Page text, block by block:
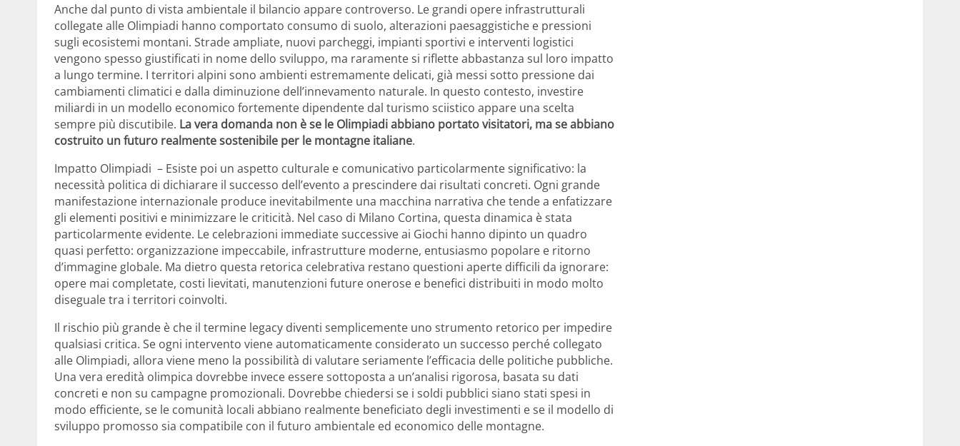
Anche dal punto di vista ambientale il bilancio appare controverso. Le grandi opere infrastrutturali
collegate alle Olimpiadi hanno comportato consumo di suolo, alterazioni paesaggistiche e pressioni
sugli ecosistemi montani. Strade ampliate, nuovi parcheggi, impianti sportivi e interventi logistici
vengono spesso giustificati in nome dello sviluppo, ma raramente si riflette abbastanza sul loro impatto
a lungo termine. I territori alpini sono ambienti estremamente delicati, già messi sotto pressione dai
cambiamenti climatici e dalla diminuzione dell’innevamento naturale. In questo contesto, investire
miliardi in un modello economico fortemente dipendente dal turismo sciistico appare una scelta
sempre più discutibile. La vera domanda non è se le Olimpiadi abbiano portato visitatori, ma se abbiano
costruito un futuro realmente sostenibile per le montagne italiane.
Impatto Olimpiadi – Esiste poi un aspetto culturale e comunicativo particolarmente significativo: la
necessità politica di dichiarare il successo dell’evento a prescindere dai risultati concreti. Ogni grande
manifestazione internazionale produce inevitabilmente una macchina narrativa che tende a enfatizzare
gli elementi positivi e minimizzare le criticità. Nel caso di Milano Cortina, questa dinamica è stata
particolarmente evidente. Le celebrazioni immediate successive ai Giochi hanno dipinto un quadro
quasi perfetto: organizzazione impeccabile, infrastrutture moderne, entusiasmo popolare e ritorno
d’immagine globale. Ma dietro questa retorica celebrativa restano questioni aperte difficili da ignorare:
opere mai completate, costi lievitati, manutenzioni future onerose e benefici distribuiti in modo molto
diseguale tra i territori coinvolti.
Il rischio più grande è che il termine legacy diventi semplicemente uno strumento retorico per impedire
qualsiasi critica. Se ogni intervento viene automaticamente considerato un successo perché collegato
alle Olimpiadi, allora viene meno la possibilità di valutare seriamente l’efficacia delle politiche pubbliche.
Una vera eredità olimpica dovrebbe invece essere sottoposta a un’analisi rigorosa, basata su dati
concreti e non su campagne promozionali. Dovrebbe chiedersi se i soldi pubblici siano stati spesi in
modo efficiente, se le comunità locali abbiano realmente beneficiato degli investimenti e se il modello di
sviluppo promosso sia compatibile con il futuro ambientale ed economico delle montagne.